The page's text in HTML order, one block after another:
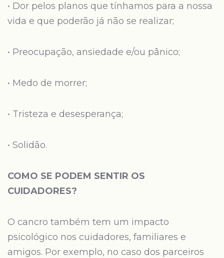
• Dor pelos planos que tínhamos para a nossa
vida e que poderão já não se realizar;
• Preocupação, ansiedade e/ou pânico;
• Medo de morrer;
• Tristeza e desesperança;
• Solidão.
COMO SE PODEM SENTIR OS
CUIDADORES?
O cancro também tem um impacto
psicológico nos cuidadores, familiares e
amigos. Por exemplo, no caso dos parceiros